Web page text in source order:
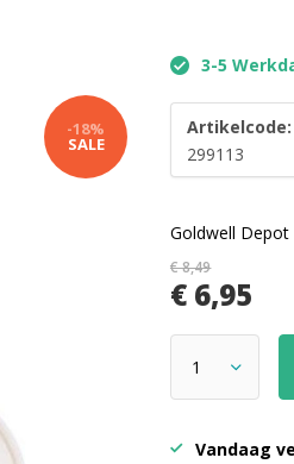
-18%
SALE
3-5
Artikelcode:
299113
Goldwell Depot
€ 8,49
€ 6,95
Vandaag